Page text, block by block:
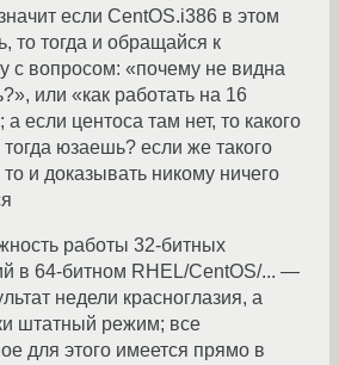
если CentOS.i386 в этом
то тогда и обращайся к
с вопросом: «почему не видна
или «как работать на 16
а если центоса там нет, то какого
юзаешь? если же такого
то и доказывать никому ничего
работы 32-битных
в 64-битном RHEL/CentOS/... —
недели красноглазия, а
штатный режим; все
для этого имеется прямо в